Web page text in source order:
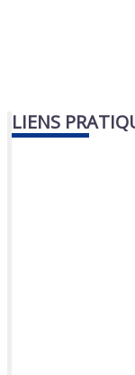
LIENS